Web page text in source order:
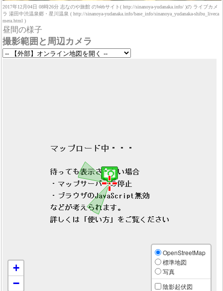
2017年12月04日 08時26分 志なのや旅館 のWebサイト( http://sinanoya-yudanaka.info/ )の ライブカメ
ラ 湯田中渋温泉郷・星川温泉 ( http://sinanoya-yudanaka.info/base_info/sinanoya_yudanaka-shibu_liveca
mera.html )
昼間の様子
撮影範囲と周辺カメラ
+
−
OpenStreetMap
標準地図
写真
陰影起伏図